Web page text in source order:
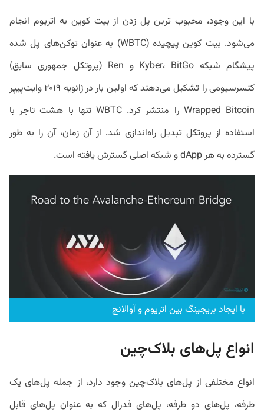
با این وجود، محبوب ترین پل زدن از بیت کوین به اتریوم انجام
می‌شود. بیت کوین پیچیده (WBTC) به عنوان توکن‌های پل شده
پیشگام شبکه Kyber، BitGo و Ren (پروتکل جمهوری سابق)
کنسرسیومی را تشکیل می‌دهند که اولین بار در ژانویه ۲۰۱۹ وایت‌پیپر
Wrapped Bitcoin را منتشر کرد. WBTC تنها با هشت تاجر با
استفاده از پروتکل تبدیل راه‌اندازی شد. از آن زمان، آن را به طور
گسترده به هر dApp و شبکه اصلی گسترش یافته است.
با ایجاد بریجینگ بین اتریوم و آوالانچ
انواع پل‌های بلاک‌چین
انواع مختلفی از پل‌های بلاک‌چین وجود دارد، از جمله پل‌های یک
طرفه، پل‌های دو طرفه، پل‌های فدرال که به عنوان پل‌های قابل